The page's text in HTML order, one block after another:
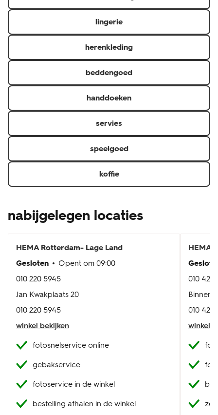
gemaakte of zelf ontworpen artikelen, zoals foto's.
- E-tickets, vouchers en cadeaukaarten met een
verloopdatum. Deze kun je alleen retourneren tot 14
dagen na aankoop als ze nog niet zijn verzilverd.
lingerie
herenkleding
beddengoed
handdoeken
servies
speelgoed
koffie
nabijgelegen locaties
HEMA Rotterdam- Lage Land
Gesloten
Opent om 09:00
010 220 5945
Jan Kwakplaats 20
010 220 5945
winkel bekijken
fotosnelservice online
gebakservice
fotoservice in de winkel
bestelling afhalen in de winkel
HEMA
010 420
010 420
winkel